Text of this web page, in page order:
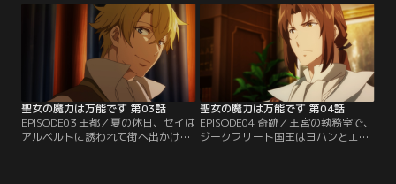
てしまう。ところが、現れた王子は
同じく召喚されたもう一人の少女に
夢中で、放置されたセイは暇を持て
余す。そんな時、王宮敷地内で出会
った青年・ジュードに案内されたの
は薬用植物研究所…。
かったが、薬草を加えたセイの手料
理は、所長のヨハンも感心するほど
の美味しさだった。後日、セイはヨ
ハンから第三騎士団の団長・アルベ
ルトを紹介される。彼こそが…。
聖女の魔力は万能です 第03話
EPISODE03 王都／夏の休日、セイは
アルベルトに誘われて街へ出かけ
聖女の魔力は万能です 第04話
EPISODE04 奇跡／王宮の執務室で、
ジークフリート国王はヨハンとエア